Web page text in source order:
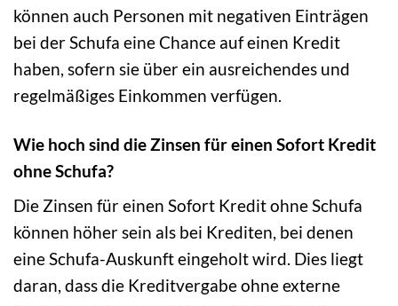
können auch Personen mit negativen Einträgen
bei der Schufa eine Chance auf einen Kredit
haben, sofern sie über ein ausreichendes und
regelmäßiges Einkommen verfügen.
Wie hoch sind die Zinsen für einen Sofort Kredit
ohne Schufa?
Die Zinsen für einen Sofort Kredit ohne Schufa
können höher sein als bei Krediten, bei denen
eine Schufa-Auskunft eingeholt wird. Dies liegt
daran, dass die Kreditvergabe ohne externe